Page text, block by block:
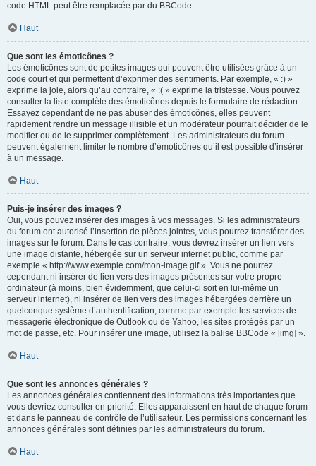
code HTML peut être remplacée par du BBCode.
Haut
Que sont les émoticônes ?
Les émoticônes sont de petites images qui peuvent être utilisées grâce à un
code court et qui permettent d’exprimer des sentiments. Par exemple, « :) »
exprime la joie, alors qu’au contraire, « :( » exprime la tristesse. Vous pouvez
consulter la liste complète des émoticônes depuis le formulaire de rédaction.
Essayez cependant de ne pas abuser des émoticônes, elles peuvent
rapidement rendre un message illisible et un modérateur pourrait décider de le
modifier ou de le supprimer complètement. Les administrateurs du forum
peuvent également limiter le nombre d’émoticônes qu’il est possible d’insérer
à un message.
Haut
Puis-je insérer des images ?
Oui, vous pouvez insérer des images à vos messages. Si les administrateurs
du forum ont autorisé l’insertion de pièces jointes, vous pourrez transférer des
images sur le forum. Dans le cas contraire, vous devrez insérer un lien vers
une image distante, hébergée sur un serveur internet public, comme par
exemple « http://www.exemple.com/mon-image.gif ». Vous ne pourrez
cependant ni insérer de lien vers des images présentes sur votre propre
ordinateur (à moins, bien évidemment, que celui-ci soit en lui-même un
serveur internet), ni insérer de lien vers des images hébergées derrière un
quelconque système d’authentification, comme par exemple les services de
messagerie électronique de Outlook ou de Yahoo, les sites protégés par un
mot de passe, etc. Pour insérer une image, utilisez la balise BBCode « [img] ».
Haut
Que sont les annonces générales ?
Les annonces générales contiennent des informations très importantes que
vous devriez consulter en priorité. Elles apparaissent en haut de chaque forum
et dans le panneau de contrôle de l’utilisateur. Les permissions concernant les
annonces générales sont définies par les administrateurs du forum.
Haut